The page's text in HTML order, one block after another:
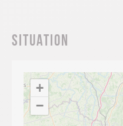
Situation
+
−